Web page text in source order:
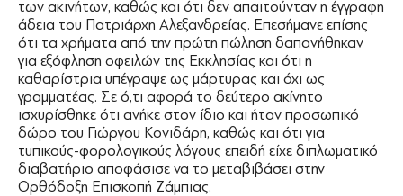
των ακινήτων, καθώς και ότι δεν απαιτούνταν η έγγραφη
άδεια του Πατριάρχη Αλεξανδρείας. Επεσήμανε επίσης
ότι τα χρήματα από την πρώτη πώληση δαπανήθηκαν
για εξόφληση οφειλών της Εκκλησίας και ότι η
καθαρίστρια υπέγραψε ως μάρτυρας και όχι ως
γραμματέας. Σε ό,τι αφορά το δεύτερο ακίνητο
ισχυρίσθηκε ότι ανήκε στον ίδιο και ήταν προσωπικό
δώρο του Γιώργου Κονιδάρη, καθώς και ότι για
τυπικούς-φορολογικούς λόγους επειδή είχε διπλωματικό
διαβατήριο αποφάσισε να το μεταβιβάσει στην
Ορθόδοξη Επισκοπή Ζάμπιας.